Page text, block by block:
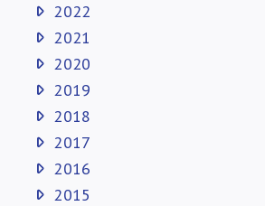
2022
2021
2020
2019
2018
2017
2016
2015